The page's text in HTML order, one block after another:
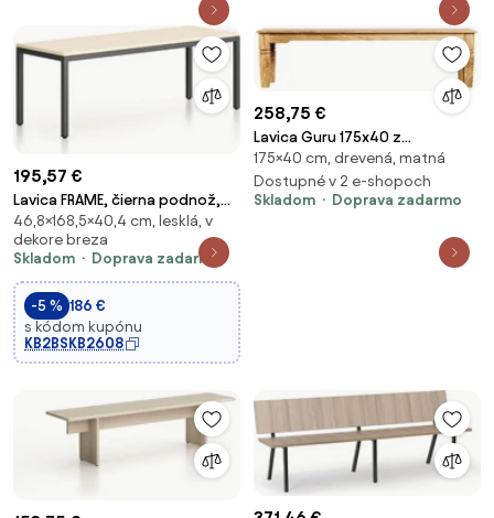
195,57 €
Lavica FRAME, čierna podnož,
1685 x 404 x 468 mm, breza
46,8×168,5×40,4 cm, lesklá, v
dekore breza
Skladom
Doprava zadarmo
-5 % 186 €
s kódom kupónu
KB2BSKB2608
258,75 €
Lavica Guru 175x40 z
mangového dreva Mango
natural
175×40 cm, drevená, matná
Dostupné v 2 e-shopoch
Skladom
Doprava zadarmo